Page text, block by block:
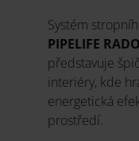
Systém
PIPELIFE
představuje
interiéry, kde
energetická
prostředí.